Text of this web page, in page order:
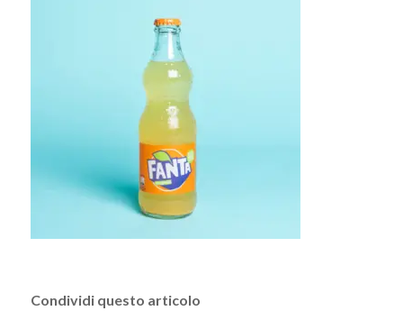
Condividi questo articolo